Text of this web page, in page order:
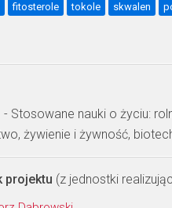
fitosterole tokole skwalen
- Stosowane nauki o życiu:
żywienie i żywność,
projektu (z jednostki